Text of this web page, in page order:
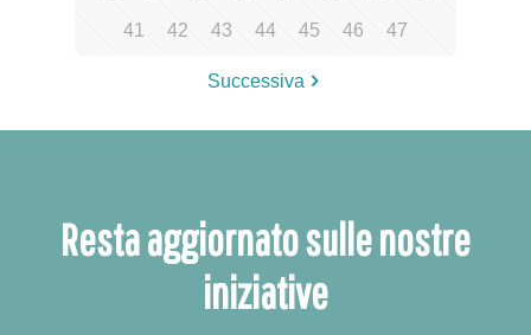
41 42 43 44 45 46 47
Successiva
Resta aggiornato sulle nostre
iniziative